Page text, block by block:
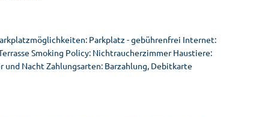
Parkplatz - gebührenfrei Internet:
Smoking Policy: Nichtraucherzimmer Haustiere:
und Nacht Zahlungsarten: Barzahlung, Debitkarte